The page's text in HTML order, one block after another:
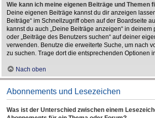
Wie kann ich meine eigenen Beiträge und Themen
Deine eigenen Beiträge kannst du dir anzeigen
Beiträge“ im Schnellzugriff oben auf der Boardseite
kannst du auch „Deine Beiträge anzeigen“ in deinem
oder „Beiträge des Benutzers suchen“ auf deiner
verwenden. Benutze die erweiterte Suche, um nach
zu suchen. Trage dort die entsprechenden Optionen
Nach oben
Abonnements und Lesezeichen
Was ist der Unterschied zwischen einem